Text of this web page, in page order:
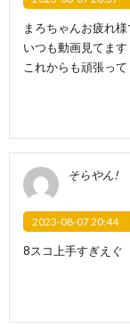
まろちゃんお疲れ様
いつも動画見てます
これからも頑張って
そらやん!
2023-08-07 20:44
8スコ上手すぎえぐ